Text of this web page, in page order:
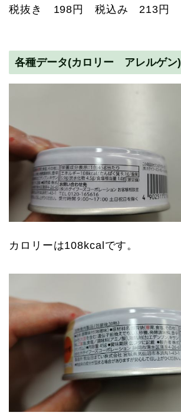
税抜き 198円 税込み 213円
各種データ(カロリー アレルゲン)
カロリーは108kcalです。